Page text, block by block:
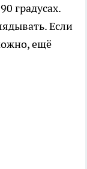
градусах.
Если
ещё